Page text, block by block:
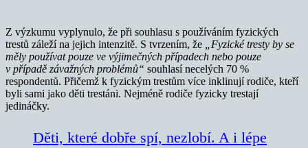
Z výzkumu vyplynulo, že při souhlasu s používáním fyzických
trestů záleží na jejich intenzitě. S tvrzením, že
„Fyzické tresty by se
měly používat pouze ve výjimečných případech nebo pouze
v případě závažných problémů“ souhlasí necelých 70 %
respondentů. Přičemž k fyzickým trestům více inklinují rodiče, kteří
byli sami jako děti trestáni. Nejméně rodiče fyzicky trestají
jedináčky.
Děti, které dobře spí, nezlobí. A i lépe